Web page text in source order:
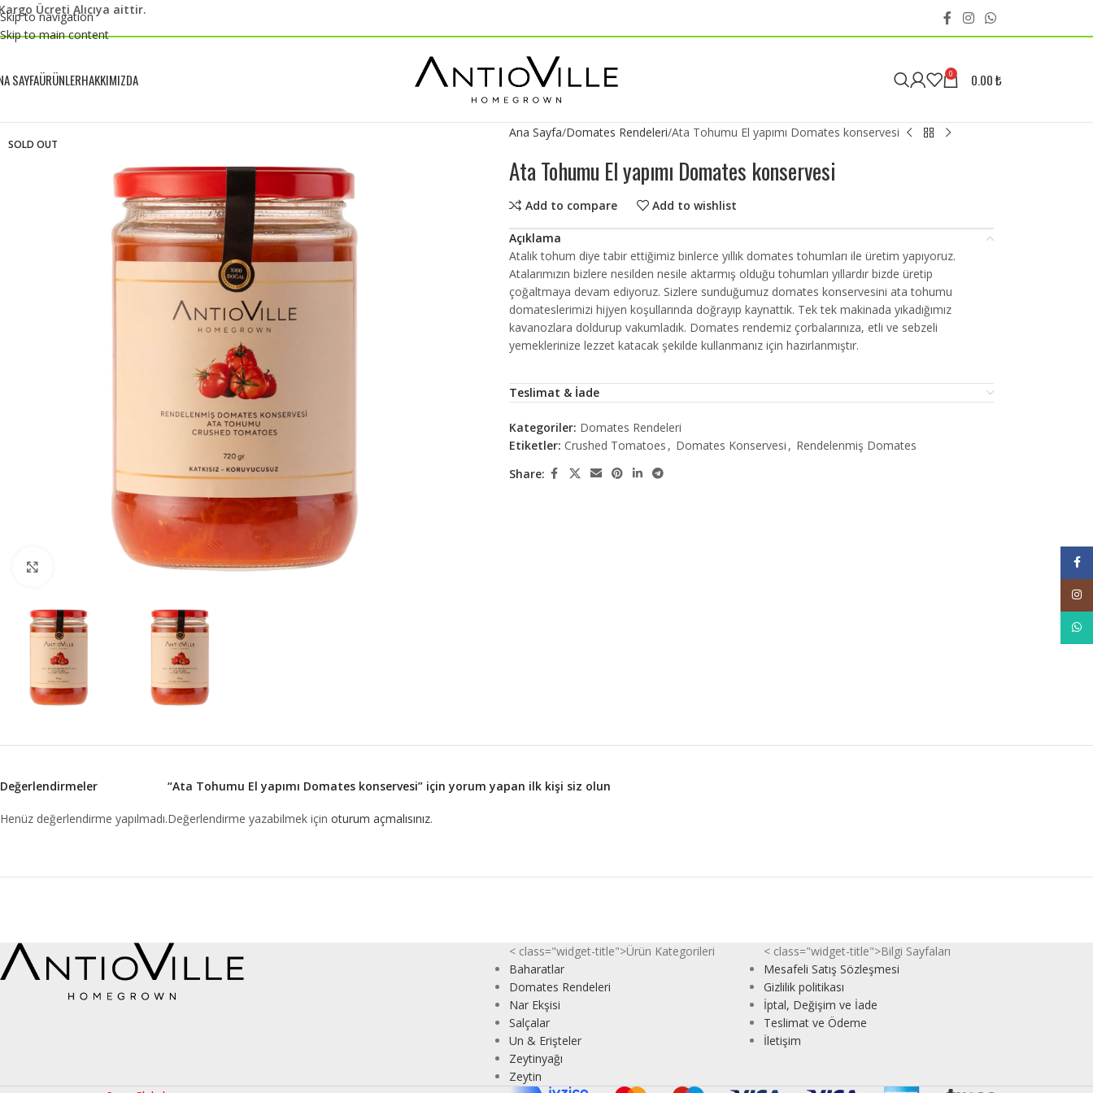
Skip to navigation
Skip to main content
Ücreti Alıcıya aittir.
SAYFAÜRÜNLERHAKKIMIZDA 0 0.00₺
SOLD OUT
Ana Sayfa Domates Rendeleri Ata Tohumu El yapımı Domates konservesi
Ata Tohumu El yapımı Domates konservesi
Add to compare Add to wishlist
Açıklama
Atalık tohum diye tabir ettiğimiz binlerce yıllık domates tohumları ile üretim yapıyoruz.
Atalarımızın bizlere nesilden nesile aktarmış olduğu tohumları yıllardır bizde üretip
çoğaltmaya devam ediyoruz. Sizlere sunduğumuz domates konservesini ata tohumu
domateslerimizi hijyen koşullarında doğrayıp kaynattık. Tek tek makinada yıkadığımız
kavanozlara doldurup vakumladık. Domates rendemiz çorbalarınıza, etli ve sebzeli
yemeklerinize lezzet katacak şekilde kullanmanız için hazırlanmıştır.
Teslimat & İade
Kategoriler: Domates Rendeleri
Etiketler: Crushed Tomatoes , Domates Konservesi , Rendelenmiş Domates
Share:
Değerlendirmeler
Henüz değerlendirme yapılmadı.
“Ata Tohumu El yapımı Domates konservesi” için yorum yapan ilk kişi siz olun
Değerlendirme yazabilmek için oturum açmalısınız.
< class="widget-title">Ürün Kategorileri
Baharatlar
Domates Rendeleri
Nar Ekşisi
Salçalar
Un & Erişteler
Zeytinyağı
Zeytin
< class="widget-title">Bilgi Sayfaları
Mesafeli Satış Sözleşmesi
Gizlilik politikası
İptal, Değişim ve İade
Teslimat ve Ödeme
İletişim